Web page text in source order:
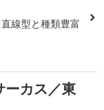
線型と種類豊富
ーカス／東